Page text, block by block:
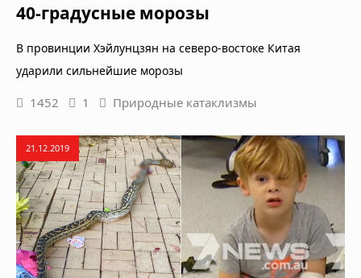
40-градусные морозы
В провинции Хэйлунцзян на северо-востоке Китая
ударили сильнейшие морозы
1452 1 Природные катаклизмы
21.12.2019